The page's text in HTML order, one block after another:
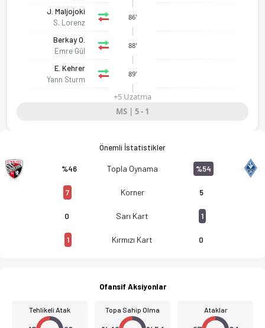
FC Ingolstadt 04 - SV Waldhof Mannheim 5-1 bitti. Gol
J. Maljojoki
S. Lorenz
86'
Berkay O.
Emre Gül
88'
E. Kehrer
Yann Sturm
89'
+5 Uzatma
MS | 5 - 1
Önemli İstatistikler
%46 Topla Oynama %54
7 Korner 5
0 Sarı Kart 1
1 Kırmızı Kart 0
Ofansif Aksiyonlar
Tehlikeli Atak Topa Sahip Olma Ataklar